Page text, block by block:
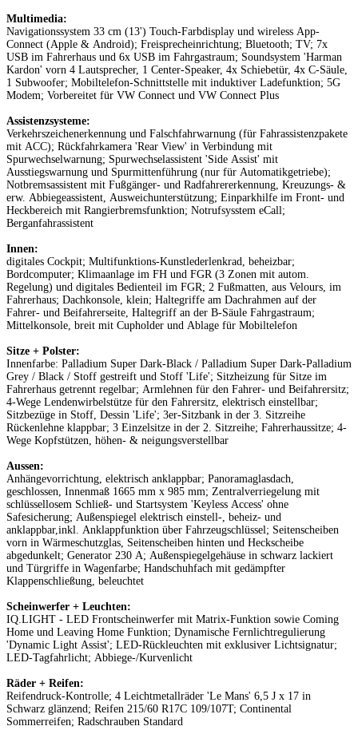
Multimedia:
Navigationssystem 33 cm (13') Touch-Farbdisplay und wireless App-
Connect (Apple & Android); Freisprecheinrichtung; Bluetooth; TV; 7x
USB im Fahrerhaus und 6x USB im Fahrgastraum; Soundsystem 'Harman
Kardon' vorn 4 Lautsprecher, 1 Center-Speaker, 4x Schiebetür, 4x C-Säule,
1 Subwoofer; Mobiltelefon-Schnittstelle mit induktiver Ladefunktion; 5G
Modem; Vorbereitet für VW Connect und VW Connect Plus
Assistenzsysteme:
Verkehrszeichenerkennung und Falschfahrwarnung (für Fahrassistenzpakete
mit ACC); Rückfahrkamera 'Rear View' in Verbindung mit
Spurwechselwarnung; Spurwechselassistent 'Side Assist' mit
Ausstiegswarnung und Spurmittenführung (nur für Automatikgetriebe);
Notbremsassistent mit Fußgänger- und Radfahrererkennung, Kreuzungs- &
erw. Abbiegeassistent, Ausweichunterstützung; Einparkhilfe im Front- und
Heckbereich mit Rangierbremsfunktion; Notrufsysstem eCall;
Berganfahrassistent
Innen:
digitales Cockpit; Multifunktions-Kunstlederlenkrad, beheizbar;
Bordcomputer; Klimaanlage im FH und FGR (3 Zonen mit autom.
Regelung) und digitales Bedienteil im FGR; 2 Fußmatten, aus Velours, im
Fahrerhaus; Dachkonsole, klein; Haltegriffe am Dachrahmen auf der
Fahrer- und Beifahrerseite, Haltegriff an der B-Säule Fahrgastraum;
Mittelkonsole, breit mit Cupholder und Ablage für Mobiltelefon
Sitze + Polster:
Innenfarbe: Palladium Super Dark-Black / Palladium Super Dark-Palladium
Grey / Black / Stoff gestreift und Stoff 'Life'; Sitzheizung für Sitze im
Fahrerhaus getrennt regelbar; Armlehnen für den Fahrer- und Beifahrersitz;
4-Wege Lendenwirbelstütze für den Fahrersitz, elektrisch einstellbar;
Sitzbezüge in Stoff, Dessin 'Life'; 3er-Sitzbank in der 3. Sitzreihe
Rückenlehne klappbar; 3 Einzelsitze in der 2. Sitzreihe; Fahrerhaussitze; 4-
Wege Kopfstützen, höhen- & neigungsverstellbar
Aussen:
Anhängevorrichtung, elektrisch anklappbar; Panoramaglasdach,
geschlossen, Innenmaß 1665 mm x 985 mm; Zentralverriegelung mit
schlüssellosem Schließ- und Startsystem 'Keyless Access' ohne
Safesicherung; Außenspiegel elektrisch einstell-, beheiz- und
anklappbar,inkl. Anklappfunktion über Fahrzeugschlüssel; Seitenscheiben
vorn in Wärmeschutzglas, Seitenscheiben hinten und Heckscheibe
abgedunkelt; Generator 230 A; Außenspiegelgehäuse in schwarz lackiert
und Türgriffe in Wagenfarbe; Handschuhfach mit gedämpfter
Klappenschließung, beleuchtet
Scheinwerfer + Leuchten:
IQ.LIGHT - LED Frontscheinwerfer mit Matrix-Funktion sowie Coming
Home und Leaving Home Funktion; Dynamische Fernlichtregulierung
'Dynamic Light Assist'; LED-Rückleuchten mit exklusiver Lichtsignatur;
LED-Tagfahrlicht; Abbiege-/Kurvenlicht
Räder + Reifen:
Reifendruck-Kontrolle; 4 Leichtmetallräder 'Le Mans' 6,5 J x 17 in
Schwarz glänzend; Reifen 215/60 R17C 109/107T; Continental
Sommerreifen; Radschrauben Standard